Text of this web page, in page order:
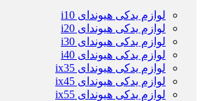
لوازم یدکی هیوندای i10
لوازم یدکی هیوندای i20
لوازم یدکی هیوندای i30
لوازم یدکی هیوندای i40
لوازم یدکی هیوندای ix35
لوازم یدکی هیوندای ix45
لوازم یدکی هیوندای ix55